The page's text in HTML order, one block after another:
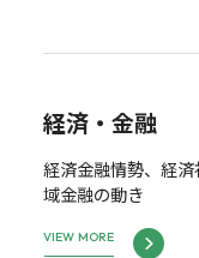
経済・金融
経済金融情勢、経
域金融の動き
VIEW MORE